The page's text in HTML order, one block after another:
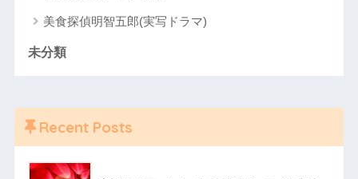
美食探偵明智五郎(実写ドラマ)
未分類
Recent Posts